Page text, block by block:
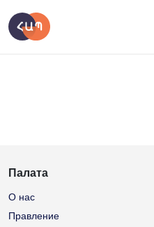
Палата
О нас
Правление